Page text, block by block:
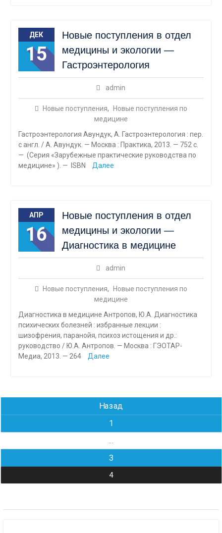
ДЕК
15
Новые поступления в отдел
медицины и экологии —
Гастроэнтерология
admin
Новые поступления,
Новые поступления по
медицине
Гастроэнтерология Авундук, А. Гастроэнтерология : пер.
с англ. / А. Авундук. — Москва : Практика, 2013. — 752 с.
— (Серия «Зарубежные практические руководства по
медицине» ). — ISBN
Далее
АПР
16
Новые поступления в отдел
медицины и экологии —
Диагностика в медицине
admin
Новые поступления,
Новые поступления по
медицине
Диагностика в медицине Антропов, Ю.А. Диагностика
психических болезней : избранные лекции :
шизофрения, паранойя, психоз истощения и др.:
руководство / Ю.А. Антропов. — Москва : ГЭОТАР-
Медиа, 2013. — 264
Далее
Навигация
по
записям
Назад
1
3
4